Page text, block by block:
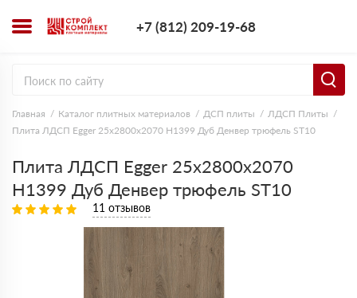
+7 (812) 209-19-68
Главная Каталог плитных материалов ДСП плиты
ЛДСП Плиты
Плита ЛДСП Egger 25х2800х2070 H1399 Дуб Денвер трюфель ST10
Плита ЛДСП Egger 25х2800х2070
H1399 Дуб Денвер трюфель ST10
11 отзывов